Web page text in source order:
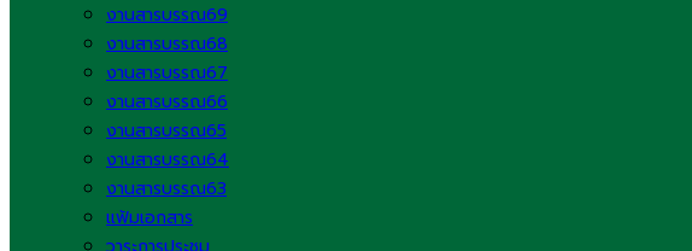
งานสารบรรณ69
งานสารบรรณ68
งานสารบรรณ67
งานสารบรรณ66
งานสารบรรณ65
งานสารบรรณ64
งานสารบรรณ63
แฟ้มเอกสาร